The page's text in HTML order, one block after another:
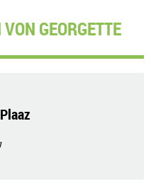
GEORGETTE